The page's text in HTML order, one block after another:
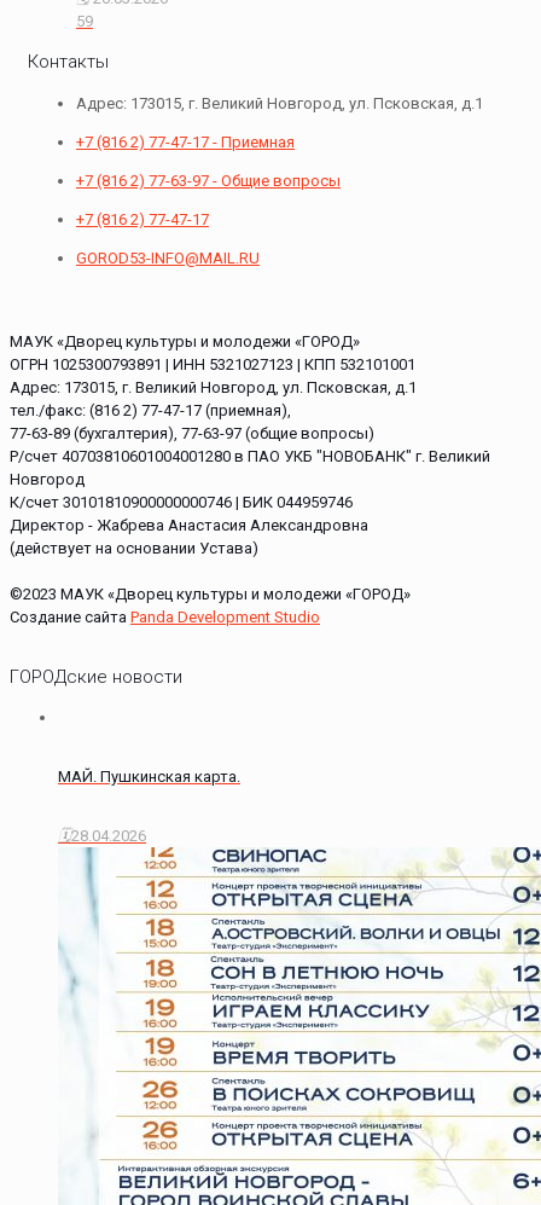
59
Контакты
Адрес: 173015, г. Великий Новгород, ул. Псковская, д.1
+7 (816 2) 77-47-17 - Приемная
+7 (816 2) 77-63-97 - Общие вопросы
+7 (816 2) 77-47-17
GOROD53-INFO@MAIL.RU
МАУК «Дворец культуры и молодежи «ГОРОД»
ОГРН 1025300793891 | ИНН 5321027123 | КПП 532101001
Адрес: 173015, г. Великий Новгород, ул. Псковская, д.1
тел./факс: (816 2) 77-47-17 (приемная),
77-63-89 (бухгалтерия), 77-63-97 (общие вопросы)
Р/счет 40703810601004001280 в ПАО УКБ "НОВОБАНК" г. Великий
Новгород
К/счет 30101810900000000746 | БИК 044959746
Директор - Жабрева Анастасия Александровна
(действует на основании Устава)
©2023 МАУК «Дворец культуры и молодежи «ГОРОД»
Создание сайта Panda Development Studio
ГОРОДские новости
МАЙ. Пушкинская карта.
28.04.2026